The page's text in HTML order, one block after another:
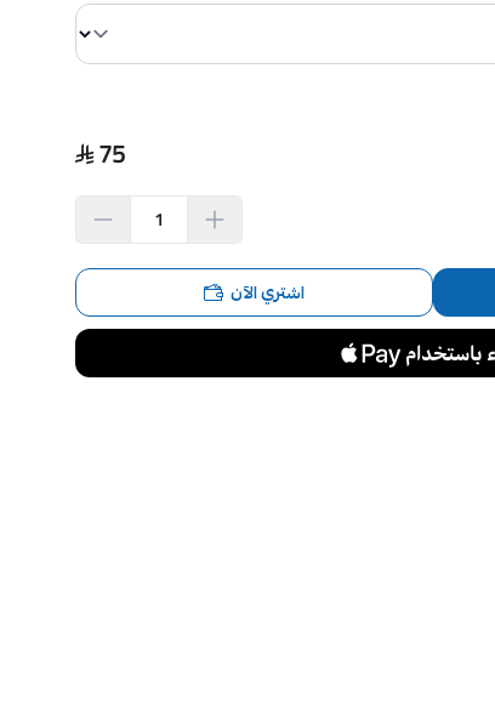
75
اشتري الآن